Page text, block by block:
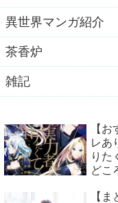
異世界マンガ紹介
茶香炉
雑記
【
レあ
りた
どこ
【